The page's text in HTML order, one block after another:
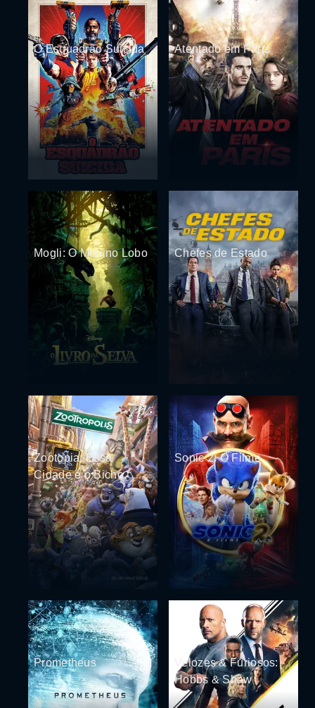
O Esquadrão Suicida Atentado em Paris
Mogli: O Menino Lobo Chefes de Estado
Zootopia: Essa
Cidade é o Bicho
Sonic 2: O Filme
Prometheus
Velozes & Furiosos:
Hobbs & Shaw